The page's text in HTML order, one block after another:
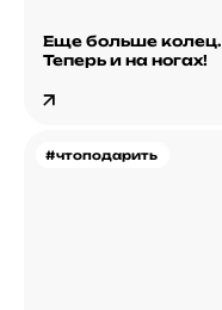
Еще больше колец.
Теперь и на ногах!
#чтоподарить